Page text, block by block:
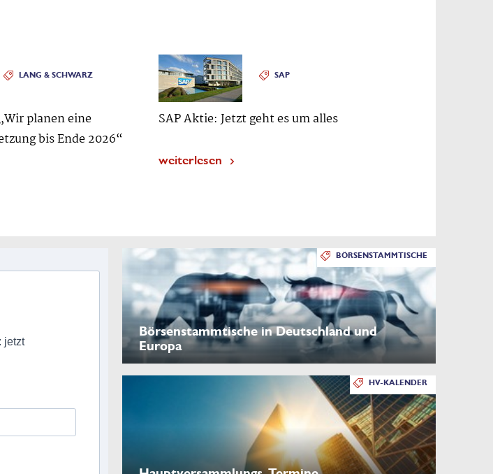
LANG & SCHWARZ
planen eine
bis Ende 2026“
SAP
SAP Aktie: Jetzt geht es um alles
weiterlesen
jetzt
BÖRSENSTAMMTISCHE
Börsenstammtische in Deutschland und
Europa
HV-KALENDER